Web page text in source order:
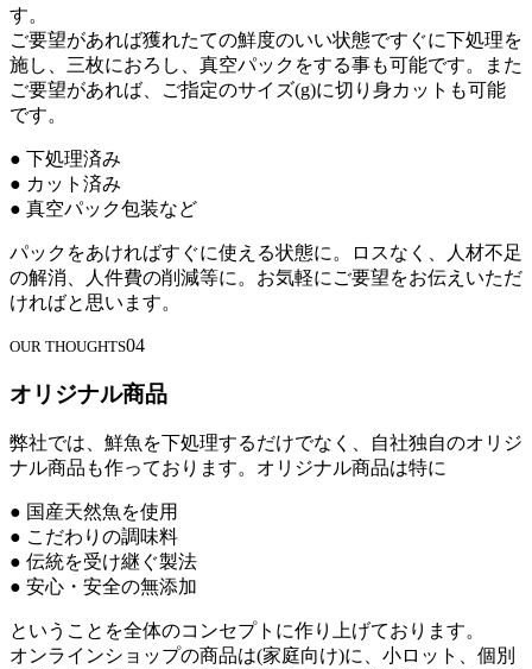
す。
ご要望があれば獲れたての鮮度のいい状態ですぐに下処理を
施し、三枚におろし、真空パックをする事も可能です。また
ご要望があれば、ご指定のサイズ(g)に切り身カットも可能
です。
● 下処理済み
● カット済み
● 真空パック包装など
パックをあければすぐに使える状態に。ロスなく、人材不足
の解消、人件費の削減等に。お気軽にご要望をお伝えいただ
ければと思います。
OUR THOUGHTS04
オリジナル商品
弊社では、鮮魚を下処理するだけでなく、自社独自のオリジ
ナル商品も作っております。オリジナル商品は特に
● 国産天然魚を使用
● こだわりの調味料
● 伝統を受け継ぐ製法
● 安心・安全の無添加
ということを全体のコンセプトに作り上げております。
オンラインショップの商品は(家庭向け)に、小ロット、個別